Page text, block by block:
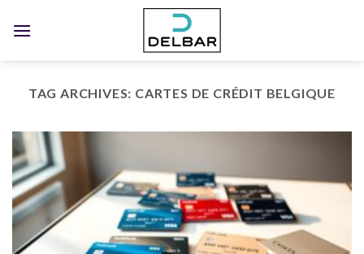
TAG ARCHIVES: CARTES DE CRÉDIT BELGIQUE